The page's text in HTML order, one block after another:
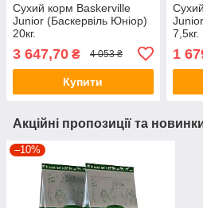
Сухий корм Baskerville
Junior (Баскервіль Юніор)
20кг.
3 647,70 ₴ 4 053 ₴
Купити
7,5кг.
1
Акційні пропозиції та
–10%